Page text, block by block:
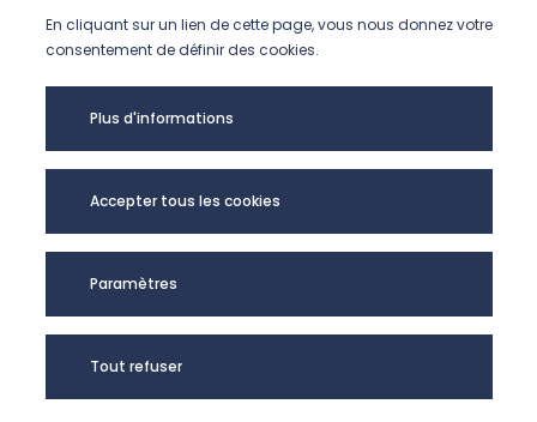
Suivez-nous sur instagram
Suivez-nous sur linkedin
Suivez-nous sur
Université de Picardie Jules Verne -
@Copyright 2024
Mentions légales
Accessibilité
En cliquant sur un lien de cette page, vous nous donnez votre
consentement de définir des cookies.
Plus d'informations
Accepter tous les cookies
Paramètres
Tout refuser